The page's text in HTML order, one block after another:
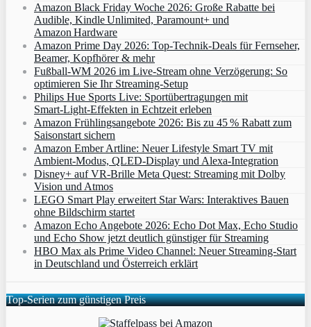
Amazon Black Friday Woche 2026: Große Rabatte bei
Audible, Kindle Unlimited, Paramount+ und
Amazon Hardware
Amazon Prime Day 2026: Top-Technik-Deals für Fernseher,
Beamer, Kopfhörer & mehr
Fußball-WM 2026 im Live-Stream ohne Verzögerung: So
optimieren Sie Ihr Streaming-Setup
Philips Hue Sports Live: Sportübertragungen mit
Smart‑Light‑Effekten in Echtzeit erleben
Amazon Frühlingsangebote 2026: Bis zu 45 % Rabatt zum
Saisonstart sichern
Amazon Ember Artline: Neuer Lifestyle Smart TV mit
Ambient‑Modus, QLED‑Display und Alexa‑Integration
Disney+ auf VR-Brille Meta Quest: Streaming mit Dolby
Vision und Atmos
LEGO Smart Play erweitert Star Wars: Interaktives Bauen
ohne Bildschirm startet
Amazon Echo Angebote 2026: Echo Dot Max, Echo Studio
und Echo Show jetzt deutlich günstiger für Streaming
HBO Max als Prime Video Channel: Neuer Streaming‑Start
in Deutschland und Österreich erklärt
Top-Serien zum günstigen Preis